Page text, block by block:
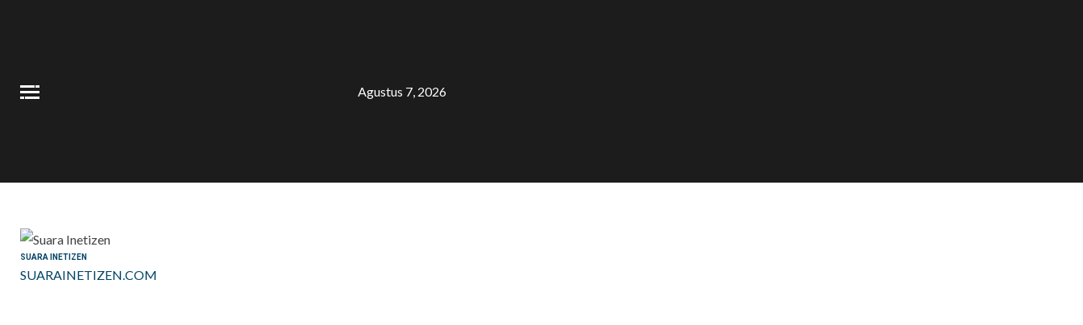
Agustus 7, 2026
SUARA INETIZEN
SUARAINETIZEN.COM